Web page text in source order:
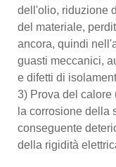
dell'olio, riduzione
del materiale,
ancora, quindi
guasti meccanici,
e difetti di
3) Prova del calore
la corrosione della
conseguente
della rigidità